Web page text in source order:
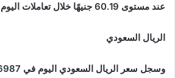
عند مستوى 60.19 جنيهًا خلال تعاملات اليوم في البنوك.
الريال السعودي